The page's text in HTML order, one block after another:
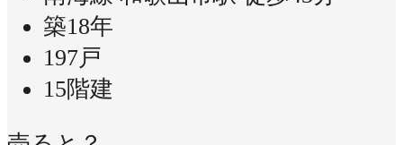
築18年
197戸
15階建